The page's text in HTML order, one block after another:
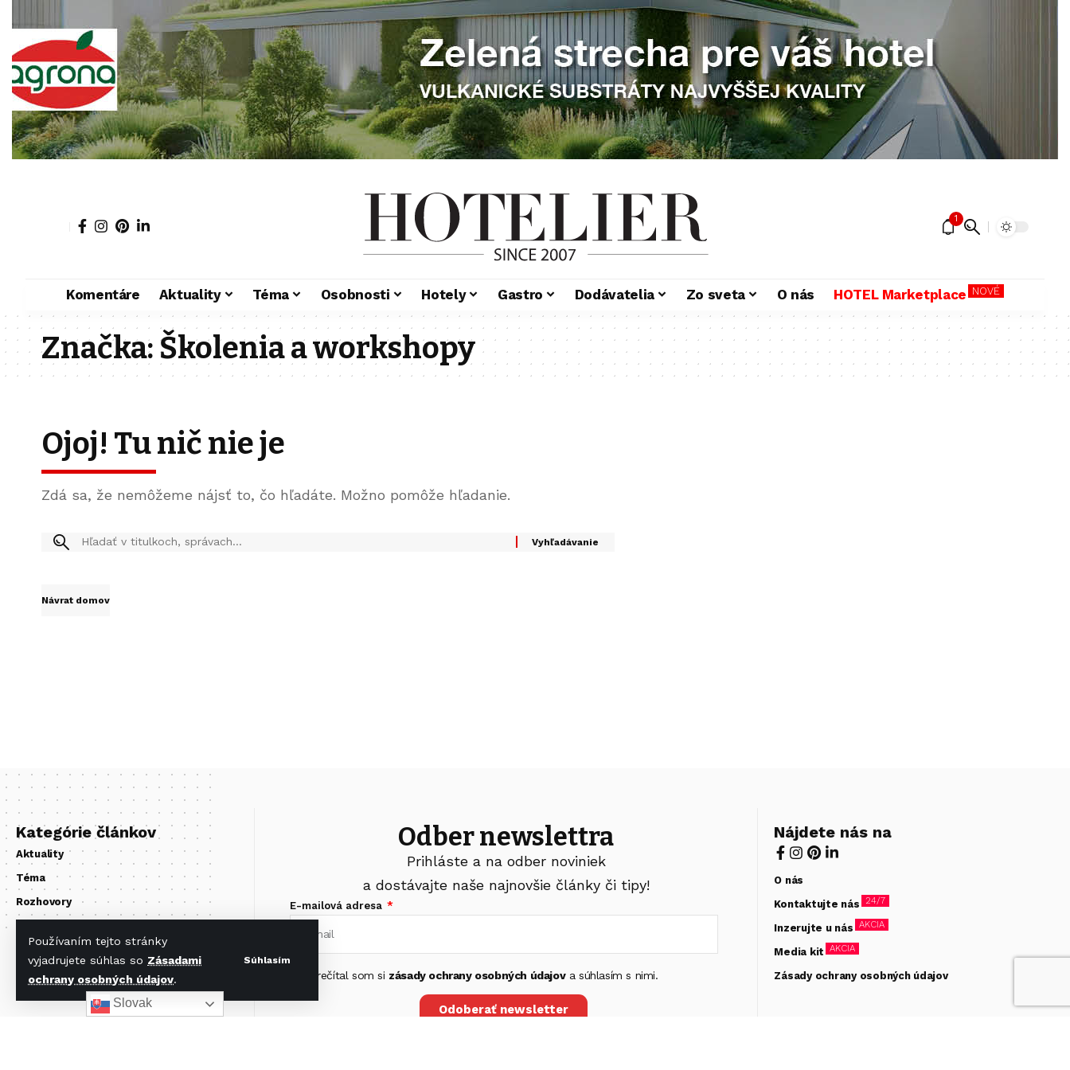
Používaním tejto stránky
vyjadrujete súhlas so Zásadami
ochrany osobných údajov.
Súhlasím
1
Komentáre Aktuality Téma Osobnosti Hotely Gastro Dodávatelia Zo sveta O nás HOTEL Marketplace NOVÉ
Značka:Školenia a workshopy
Ojoj! Tu nič nie je
Zdá sa, že nemôžeme nájsť to, čo hľadáte. Možno pomôže hľadanie.
Návrat domov
Kategórie článkov
Aktuality
Téma
Rozhovory
Gastro
Zo sveta
Odber newslettra
Prihláste a na odber noviniek
a dostávajte naše najnovšie články či tipy!
E-mailová adresa
Prečítal som si zásady ochrany osobných údajova súhlasím s nimi.
Odoberať newsletter
Nájdete nás na
O nás
Kontaktujte nás 24/7
Inzerujte u nás AKCIA
Media kit AKCIA
Zásady ochrany osobných údajov
Slovak